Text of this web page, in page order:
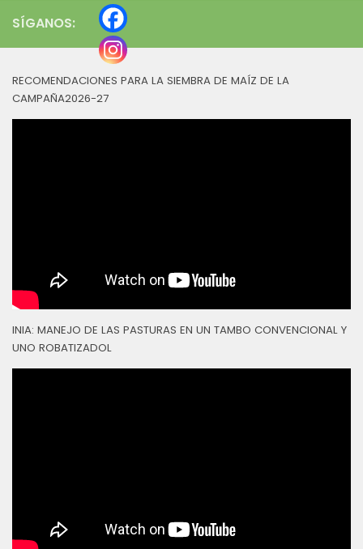
SÍGANOS:
RECOMENDACIONES PARA LA SIEMBRA DE MAÍZ DE LA
CAMPAÑA2026-27
INIA: MANEJO DE LAS PASTURAS EN UN TAMBO CONVENCIONAL Y
UNO ROBATIZADOL